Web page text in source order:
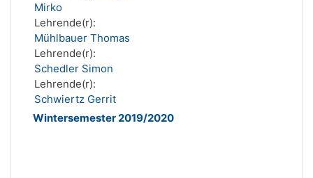
Mirko
Lehrende(r):
Mühlbauer Thomas
Lehrende(r):
Schedler Simon
Lehrende(r):
Schwiertz Gerrit
Wintersemester 2019/2020